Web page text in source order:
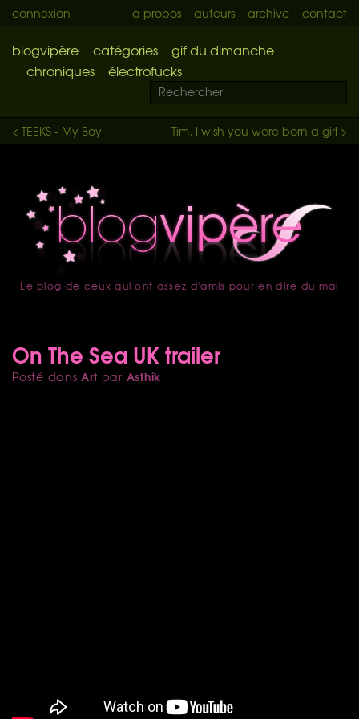
connexion à propos auteurs archive contact
blogvipère catégories
gif du dimanche
chroniques
électrofucks
Tim, I wish you were born a girl >
< TEEKS - My Boy
accueil
Le blog de ceux qui ont assez d'amis pour en dire du mal
On The Sea UK trailer
Posté dansArt par Asthik